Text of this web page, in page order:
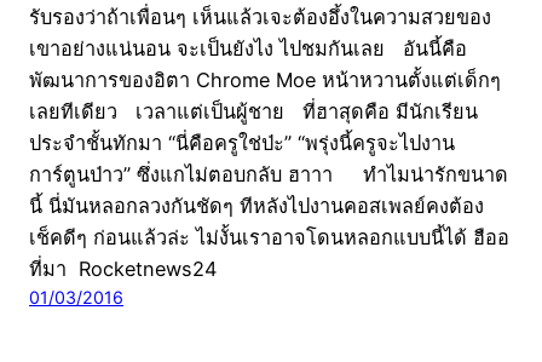
รับรองว่าถ้าเพื่อนๆ เห็นแล้วเจะต้องอึ้งในความสวยของ
เขาอย่างแน่นอน จะเป็นยังไง ไปชมกันเลย อันนี้คือ
พัฒนาการของอิตา Chrome Moe หน้าหวานตั้งแต่เด็กๆ
เลยทีเดียว เวลาแต่เป็นผู้ชาย ที่ฮาสุดคือ มีนักเรียน
ประจำชั้นทักมา “นี่คือครูใช่ป่ะ” “พรุ่งนี้ครูจะไปงาน
การ์ตูนป่าว” ซึ่งแกไม่ตอบกลับ ฮาาา ทำไมน่ารักขนาด
นี้ นี่มันหลอกลวงกันชัดๆ ทีหลังไปงานคอสเพลย์คงต้อง
เช็คดีๆ ก่อนแล้วล่ะ ไม่งั้นเราอาจโดนหลอกแบบนี้ได้ ฮืออ
ที่มา Rocketnews24
01/03/2016